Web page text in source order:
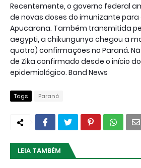
Recentemente, o governo federal
de novas doses do imunizante para
Apucarana. Também transmitida
aegypti, a chikungunya chegou a
quatro) confirmações no Paraná.
de Zika confirmado desde o início
epidemiológico. Band News
Tags Paraná
LEIA TAMBÉM